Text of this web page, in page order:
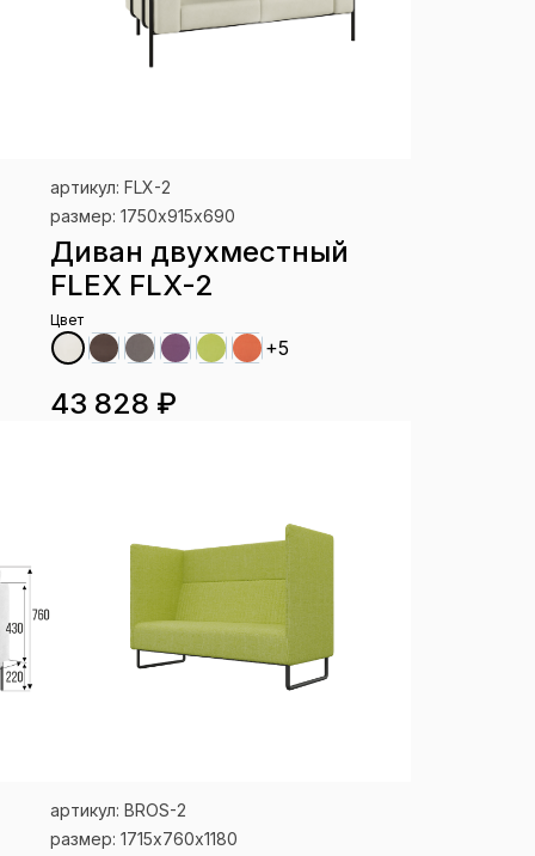
артикул: FLX-2
размер: 1750х915х690
Диван двухместный
FLEX FLX-2
Цвет
+5
43 828 ₽
артикул: BROS-2
размер: 1715х760х1180